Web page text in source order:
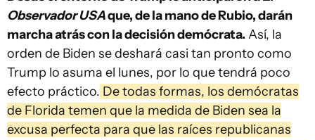
Observador USAque, de la mano de Rubio, darán
marcha atrás con la decisión demócrata. Así, la
orden de Biden se deshará casi tan pronto como
Trump lo asuma el lunes, por lo quetendrá poco
efecto práctico. De todas formas, los demócratas
de Florida temen que la medida de Biden sea la
excusa perfecta para que las raíces republicanas